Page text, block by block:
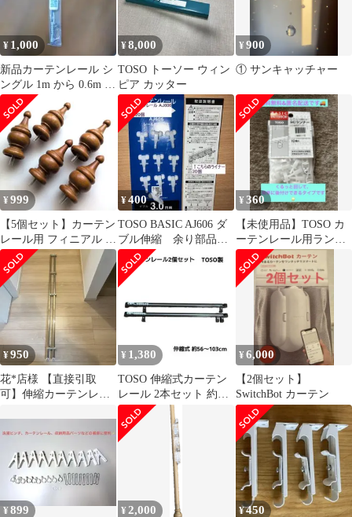
¥ 1,000
新品カーテンレール シ
ングル 1m から 0.6m ブ
ラウン
¥8,000
TOSO トーソー ウィン
ピア カッター
¥900
① サンキャッチャー
¥999
【5個セット】カーテン
レール用 フィニアル 装
飾キャップ 木製 ブラウ
ン
¥400
TOSO BASIC AJ606 ダ
ブル伸縮 余り部品
ライナー 20個
¥360
【未使用品】TOSO カ
ーテンレール用ランナ
ー SCランナー 10個
入 ニトリ
¥950
花*店様 【直接引取
可】伸縮カーテンレー
¥ 1,380
TOSO 伸縮式カーテン
レール 2本セット 約
55〜105cm ランナー付
¥6,000
【2個セット】
SwitchBot カーテン
¥899 ¥ 2,000 ¥450